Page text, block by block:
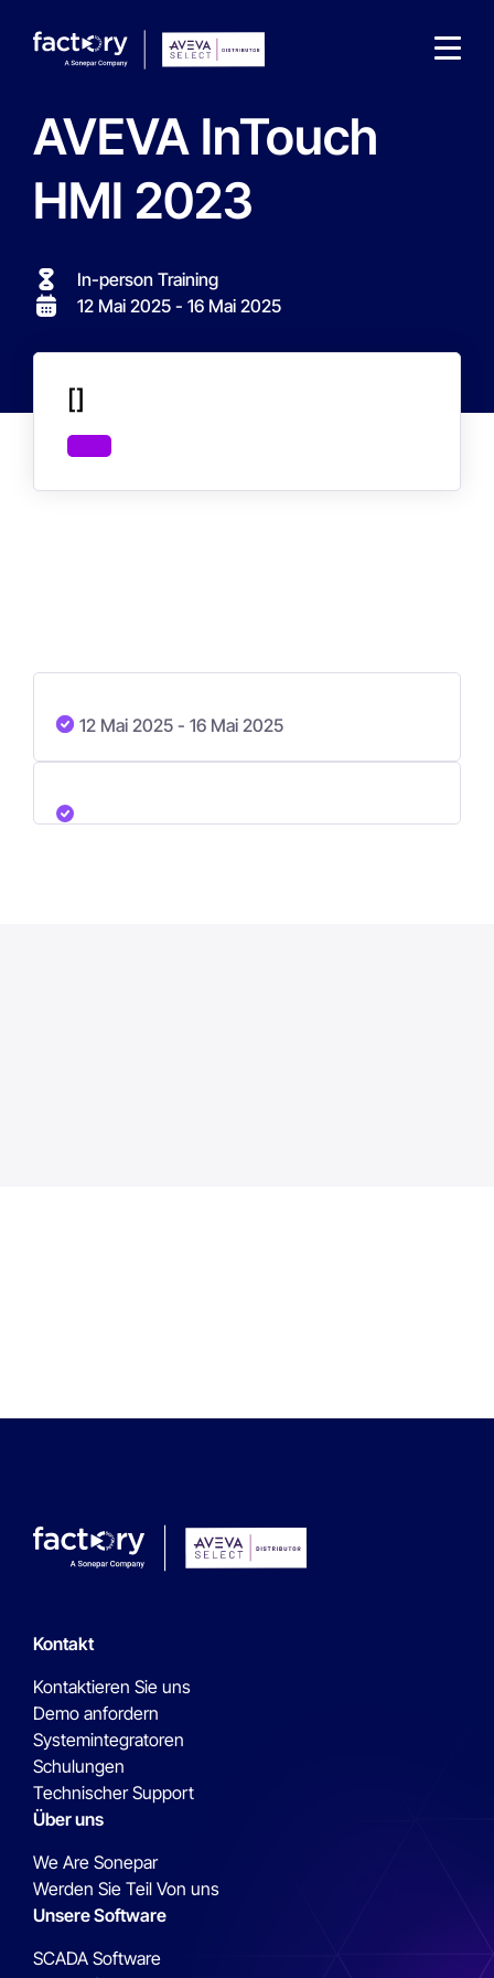
AVEVA InTouch
HMI 2023
In-person Training
12 Mai 2025 - 16 Mai 2025
[]
12 Mai 2025 - 16 Mai 2025
Kontakt
Kontaktieren Sie uns
Demo anfordern
Systemintegratoren
Schulungen
Technischer Support
Über uns
We Are Sonepar
Werden Sie Teil Von uns
Unsere Software
SCADA Software